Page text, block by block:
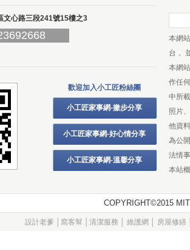
文心路三段241號15樓之3
歡迎加入小工匠粉絲團
小工匠家事網-撇步分享
小工匠家事網-好心情分享
小工匠家事網-溫馨分享
本網
台，
本網
作任
中所
照片
他資
為公
法情
本站
COPYRIGHT©2015
設計老爹 窩客幫 清潔服務 維護網 房屋修繕